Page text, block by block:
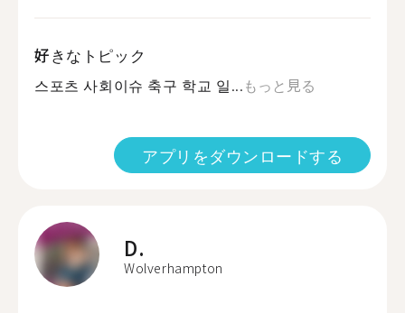
好きなトピック
스포츠 사회이슈 축구 학교 일...もっと見る
アプリをダウンロードする
D.
Wolverhampton